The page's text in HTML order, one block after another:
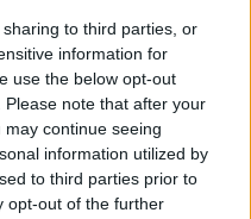
to third parties, or
information for
use the below opt-out
note that after your
continue seeing
information utilized by
to third parties prior to
opt-out of the further
és a
keményen meg
és kapcsolati tőkét
a végén esetleg
No persze nem